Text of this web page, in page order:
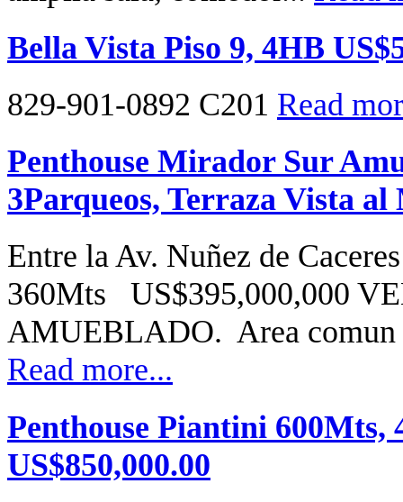
Bella Vista Piso 9, 4HB
829-901-0892 C201 Read
Penthouse Mirador Sur
3Parqueos, Terraza Vista al
Entre la Av. Nuñez de
360Mts US$395,000,000
AMUEBLADO. Area comun
Read more...
Penthouse Piantini 600Mts,
US$850,000.00